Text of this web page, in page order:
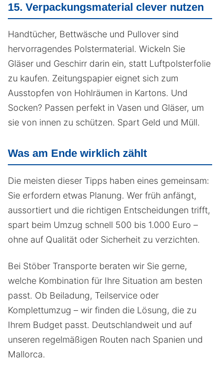
15. Verpackungsmaterial clever nutzen
Handtücher, Bettwäsche und Pullover sind
hervorragendes Polstermaterial. Wickeln Sie
Gläser und Geschirr darin ein, statt Luftpolsterfolie
zu kaufen. Zeitungspapier eignet sich zum
Ausstopfen von Hohlräumen in Kartons. Und
Socken? Passen perfekt in Vasen und Gläser, um
sie von innen zu schützen. Spart Geld und Müll.
Was am Ende wirklich zählt
Die meisten dieser Tipps haben eines gemeinsam:
Sie erfordern etwas Planung. Wer früh anfängt,
aussortiert und die richtigen Entscheidungen trifft,
spart beim Umzug schnell 500 bis 1.000 Euro –
ohne auf Qualität oder Sicherheit zu verzichten.
Bei Stöber Transporte beraten wir Sie gerne,
welche Kombination für Ihre Situation am besten
passt. Ob Beiladung, Teilservice oder
Komplettumzug – wir finden die Lösung, die zu
Ihrem Budget passt. Deutschlandweit und auf
unseren regelmäßigen Routen nach Spanien und
Mallorca.